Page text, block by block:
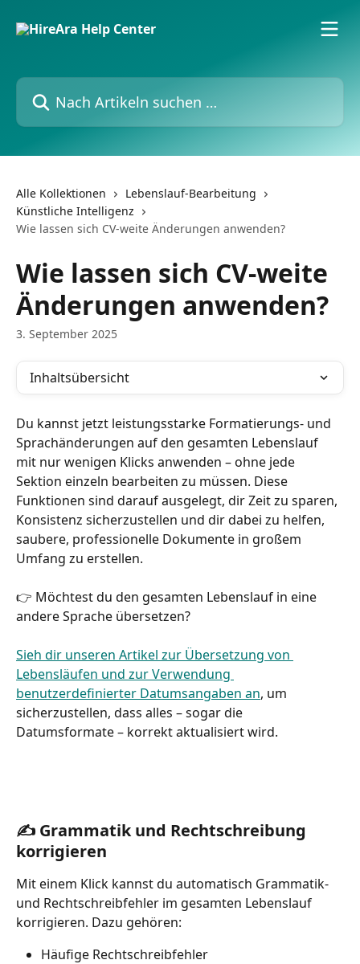
Nach Artikeln suchen …
Alle Kollektionen
Lebenslauf-Bearbeitung
Künstliche Intelligenz
Wie lassen sich CV-weite Änderungen anwenden?
Wie lassen sich CV-weite
Änderungen anwenden?
3. September 2025
Inhaltsübersicht
Du kannst jetzt leistungsstarke Formatierungs- und
Sprachänderungen auf den gesamten Lebenslauf
mit nur wenigen Klicks anwenden – ohne jede
Sektion einzeln bearbeiten zu müssen. Diese
Funktionen sind darauf ausgelegt, dir Zeit zu sparen,
Konsistenz sicherzustellen und dir dabei zu helfen,
saubere, professionelle Dokumente in großem
Umfang zu erstellen.
👉 Möchtest du den gesamten Lebenslauf in eine
andere Sprache übersetzen?
Sieh dir unseren Artikel zur Übersetzung von
Lebensläufen und zur Verwendung
benutzerdefinierter Datumsangaben an, um
sicherzustellen, dass alles – sogar die
Datumsformate – korrekt aktualisiert wird.
✍️ Grammatik und Rechtschreibung
korrigieren
Mit einem Klick kannst du automatisch Grammatik-
und Rechtschreibfehler im gesamten Lebenslauf
korrigieren. Dazu gehören:
Häufige Rechtschreibfehler